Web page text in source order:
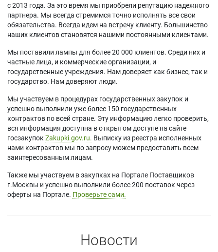
с 2013 года. За это время мы приобрели репутацию надежного
партнера. Мы всегда стремимся точно исполнять все свои
обязательства. Всегда идем на встречу клиенту. Большинство
наших клиентов становятся нашими постоянными клиентами.
Мы поставили лампы для более 20 000 клиентов. Среди них и
частные лица, и коммерческие организации, и
государственные учреждения. Нам доверяет как бизнес, так и
государство. Нам доверяют люди.
Мы участвуем в процедурах государственных закупок и
успешно выполнили уже более 150 государственных
контрактов по всей стране. Эту информацию легко проверить,
вся информация доступна в открытом доступе на сайте
госзакупок Zakupki.gov.ru. Выписку из реестра исполненных
нами контрактов мы по запросу можем предоставить всем
заинтересованным лицам.
Также мы участвуем в закупках на Портале Поставщиков
г.Москвы и успешно выполнили более 200 поставок через
оферты на Портале. Проверьте сами.
Новости